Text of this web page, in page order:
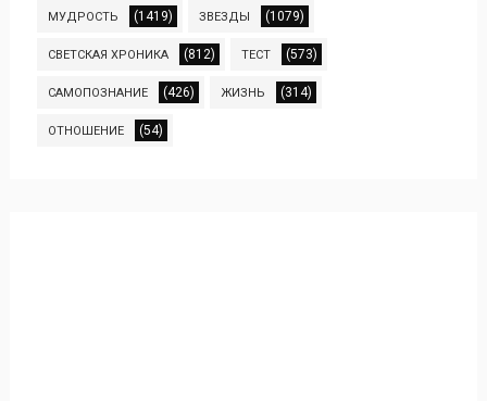
МУДРОСТЬ (1419) ЗВЕЗДЫ (1079)
СВЕТСКАЯ ХРОНИКА (812) ТЕСТ (573)
САМОПОЗНАНИЕ (426) ЖИЗНЬ (314)
ОТНОШЕНИЕ (54)